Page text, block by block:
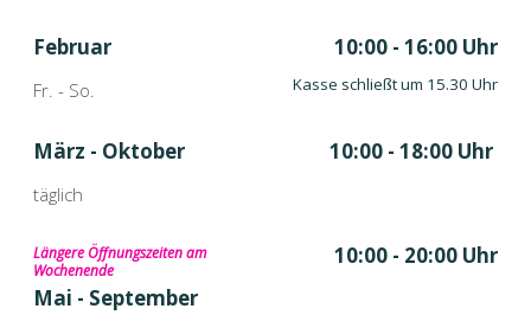
Februar
Fr. - So.
10:00 - 16:00 Uhr
Kasse schließt um 15.30 Uhr
März - Oktober
täglich
10:00 - 18:00 Uhr
Längere Öffnungszeiten am
Wochenende
Mai - September
10:00 - 20:00 Uhr